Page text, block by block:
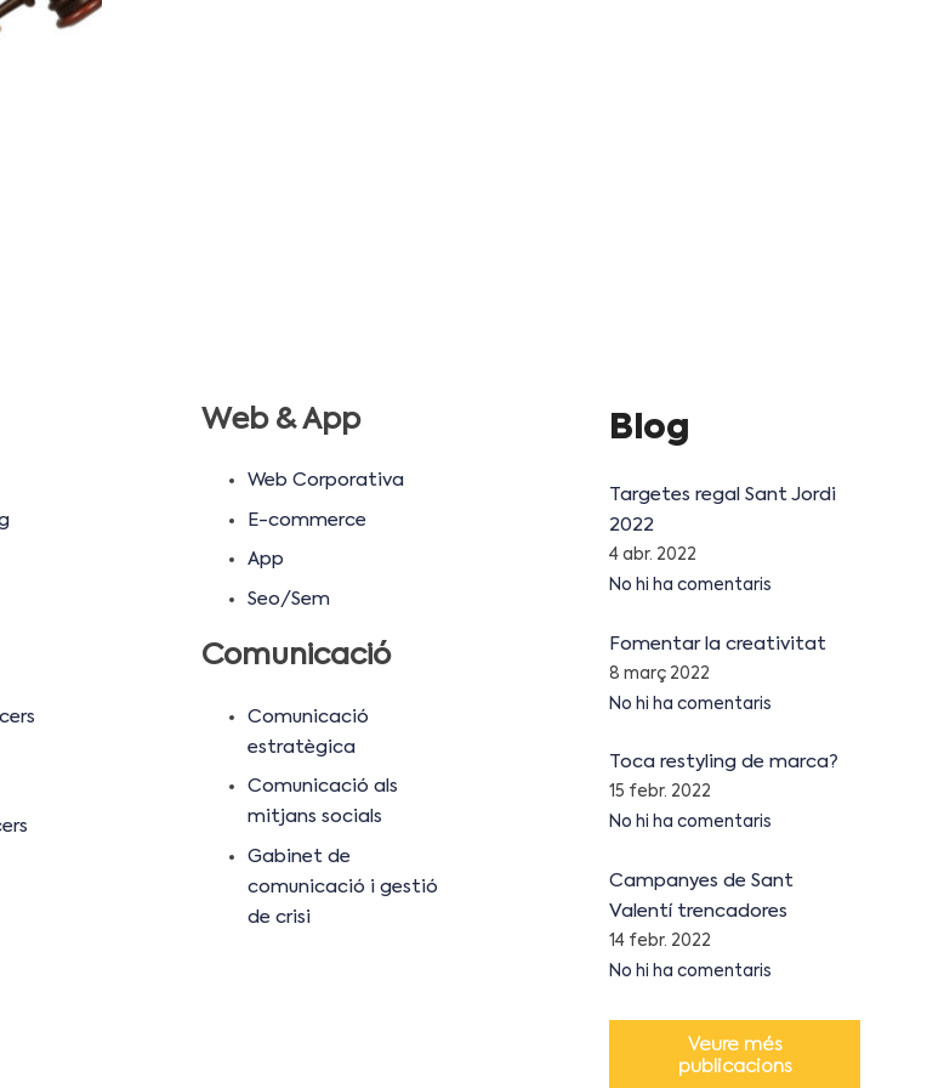
Web & App
Web Corporativa
E-commerce
App
Seo/Sem
Comunicació
Comunicació
estratègica
Comunicació als
mitjans socials
Gabinet de
comunicació i gestió
de crisi
Blog
Targetes regal Sant Jordi
2022
4 abr. 2022
No hi ha comentaris
Fomentar la creativitat
8 març 2022
No hi ha comentaris
Toca restyling de marca?
15 febr. 2022
No hi ha comentaris
Campanyes de Sant
Valentí trencadores
14 febr. 2022
No hi ha comentaris
Veure més
publicacions